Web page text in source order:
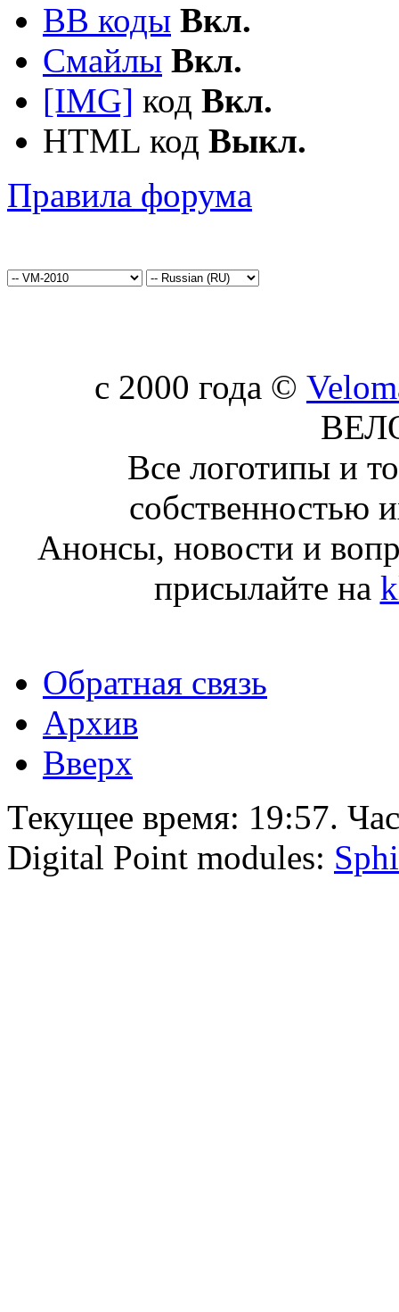
BB коды Вкл.
Смайлы Вкл.
[IMG] код Вкл.
HTML код Выкл.
Правила форума
c 2000 года ©
Все логотипы и
собственностью
Анонсы, новости и
присылайте на
Обратная связь
Архив
Вверх
Текущее время: 19:57.
Digital Point modules: